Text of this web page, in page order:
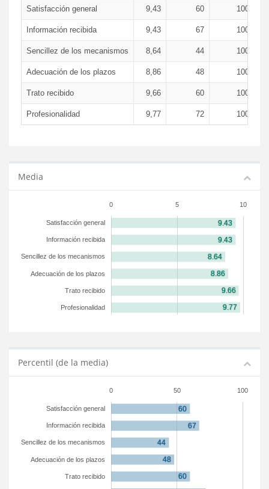
Satisfacción general 9,43 60 100,00 %
Información recibida 9,43 67 100,00 %
Sencillez de los mecanismos 8,64 44 100,00 %
Adecuación de los plazos 8,86 48 100,00 %
Trato recibido 9,66 60 100,00 %
Profesionalidad 9,77 72 100,00 %
Media
0 5 10
Satisfacción general
Información recibida
Sencillez de los mecanismos
Adecuación de los plazos
Trato recibido
Profesionalidad
Percentil (de la media)
0 50 100
Satisfacción general
Información recibida
Sencillez de los mecanismos
Adecuación de los plazos
Trato recibido